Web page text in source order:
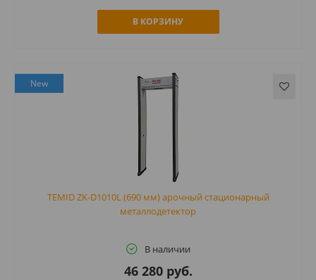
В КОРЗИНУ
New
TEMID ZK-D1010L (690 мм) арочный стационарный
металлодетектор
В наличии
46 280 руб.